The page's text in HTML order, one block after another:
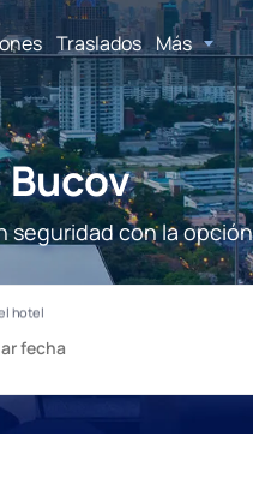
Traslados Más
seguridad con la